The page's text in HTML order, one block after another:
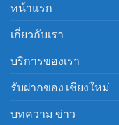
หน้าแรก
เกี่ยวกับเรา
บริการของเรา
รับฝากของ เชียงใหม่
บทความ ข่าว